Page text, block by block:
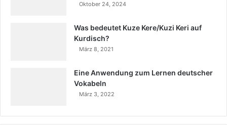
Oktober 24, 2024
Was bedeutet Kuze Kere/Kuzi Keri auf
Kurdisch?
März 8, 2021
Eine Anwendung zum Lernen deutscher
Vokabeln
März 3, 2022